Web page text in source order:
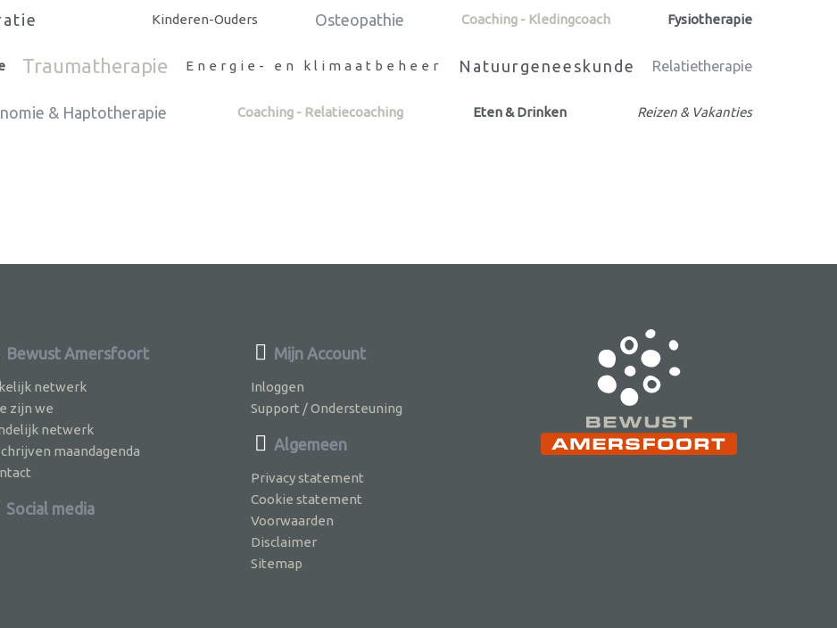
Kinderen-Ouders Osteopathie Coaching - Kledingcoach Fysiotherapie
Traumatherapie Energie- en klimaatbeheer Natuurgeneeskunde Relatietherapie
& Haptotherapie Coaching - Relatiecoaching Eten & Drinken Reizen & Vakanties
Bewust Amersfoort
netwerk
zijn we
netwerk
maandagenda
Social media
Mijn Account
Inloggen
Support / Ondersteuning
Algemeen
Privacy statement
Cookie statement
Voorwaarden
Disclaimer
Sitemap